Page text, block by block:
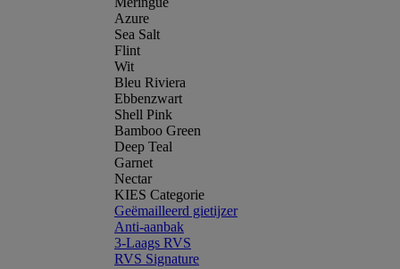
Azure
Sea Salt
Flint
Wit
Bleu Riviera
Ebbenzwart
Shell Pink
Bamboo Green
Deep Teal
Garnet
Nectar
KIES Categorie
Geëmailleerd gietijzer
Anti-aanbak
3-Laags RVS
RVS Signature